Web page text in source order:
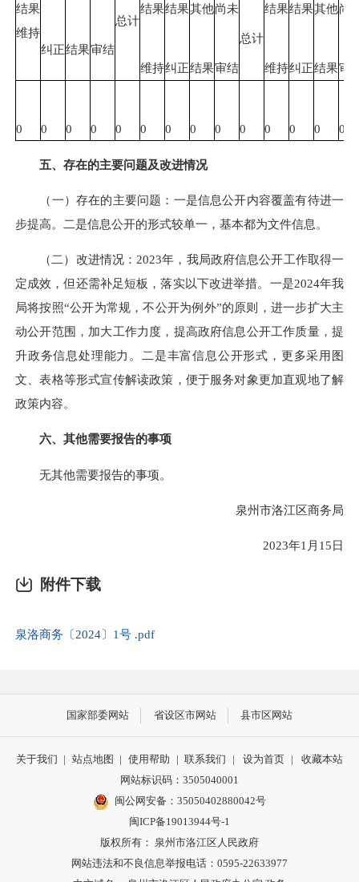
结果
维持
纠正结果审结
总计
结果
维持
结果
纠正
其他
结果
尚未
审结
总计
结果
维持
结果
纠正
其他
结果
尚
审
0 0 0 0 0 0 0 0 0 0 0 0 0 0
五、存在的主要问题及改进情况
（一）存在的主要问题：一是信息公开内容覆盖有待进一
步提高。二是信息公开的形式较单一，基本都为文件信息。
（二）改进情况：2023年，我局政府信息公开工作取得一
定成效，但还需补足短板，落实以下改进举措。一是2024年我
局将按照“公开为常规，不公开为例外”的原则，进一步扩大主
动公开范围，加大工作力度，提高政府信息公开工作质量，提
升政务信息处理能力。二是丰富信息公开形式，更多采用图
文、表格等形式宣传解读政策，便于服务对象更加直观地了解
政策内容。
六、其他需要报告的事项
无其他需要报告的事项。
泉州市洛江区商务局
2023年1月15日
附件下载
泉洛商务〔2024〕1号 .pdf
国家部委网站 省设区市网站 县市区网站
关于我们 | 站点地图 | 使用帮助 | 联系我们 | 设为首页 |
收藏本站
网站标识码：3505040001
闽公网安备：35050402880042号
闽ICP备19013944号-1
版权所有： 泉州市洛江区人民政府
网站违法和不良信息举报电话：0595-22633977